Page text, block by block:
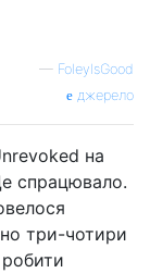
— FoleyIsGood
джерело
на
спрацювало.
три-чотири